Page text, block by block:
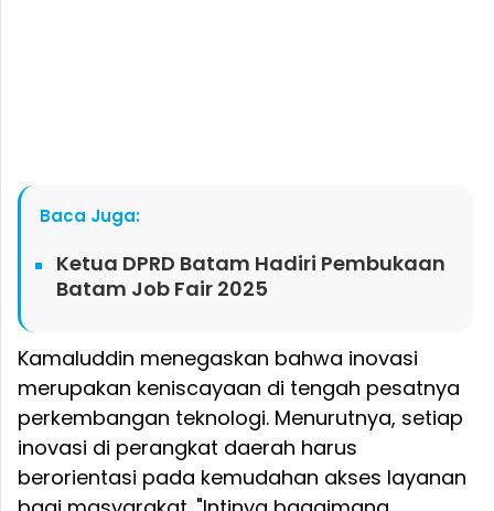
Baca Juga:
Ketua DPRD Batam Hadiri Pembukaan
Batam Job Fair 2025
Kamaluddin menegaskan bahwa inovasi
merupakan keniscayaan di tengah pesatnya
perkembangan teknologi. Menurutnya, setiap
inovasi di perangkat daerah harus
berorientasi pada kemudahan akses layanan